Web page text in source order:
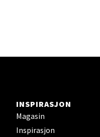
INSPIRASJON
Magasin
Inspirasjon